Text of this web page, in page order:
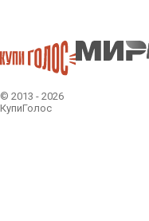
© 2013 - 2026
КупиГолос